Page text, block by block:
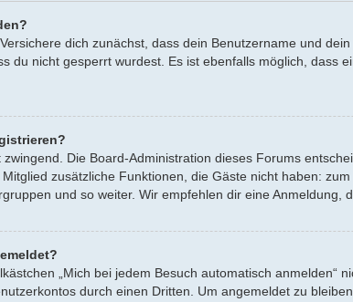
dich zunächst, dass dein Benutzername und
du nicht gesperrt wurdest. Es ist ebenfalls möglich, dass
Die Board-Administration dieses Forums
zusätzliche Funktionen, die Gäste nicht haben:
und so weiter. Wir empfehlen dir eine Anmeldung,
„Mich bei jedem Besuch automatisch anmelden“
durch einen Dritten. Um angemeldet zu